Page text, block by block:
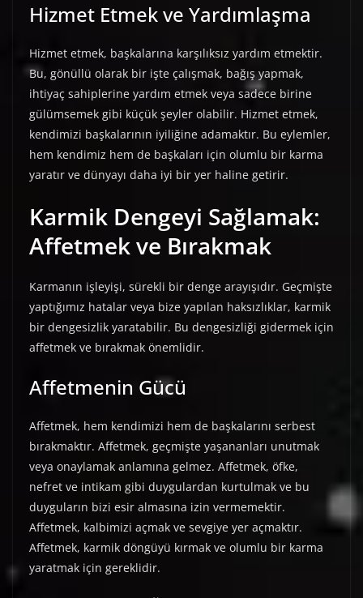
Hizmet Etmek ve Yardımlaşma
Hizmet etmek, başkalarına karşılıksız yardım etmektir.
Bu, gönüllü olarak bir işte çalışmak, bağış yapmak,
ihtiyaç sahiplerine yardım etmek veya sadece birine
gülümsemek gibi küçük şeyler olabilir. Hizmet etmek,
kendimizi başkalarının iyiliğine adamaktır. Bu eylemler,
hem kendimiz hem de başkaları için olumlu bir karma
yaratır ve dünyayı daha iyi bir yer haline getirir.
Karmik Dengeyi Sağlamak:
Affetmek ve Bırakmak
Karmanın işleyişi, sürekli bir denge arayışıdır. Geçmişte
yaptığımız hatalar veya bize yapılan haksızlıklar, karmik
bir dengesizlik yaratabilir. Bu dengesizliği gidermek için
affetmek ve bırakmak önemlidir.
Affetmenin Gücü
Affetmek, hem kendimizi hem de başkalarını serbest
bırakmaktır. Affetmek, geçmişte yaşananları unutmak
veya onaylamak anlamına gelmez. Affetmek, öfke,
nefret ve intikam gibi duygulardan kurtulmak ve bu
duyguların bizi esir almasına izin vermemektir.
Affetmek, kalbimizi açmak ve sevgiye yer açmaktır.
Affetmek, karmik döngüyü kırmak ve olumlu bir karma
yaratmak için gereklidir.